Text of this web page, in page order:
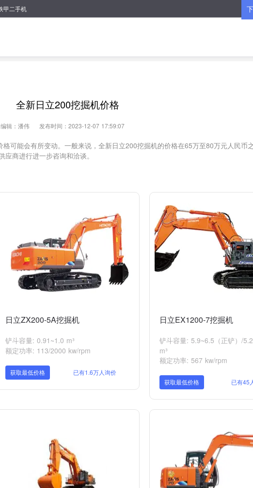
甲二手机
全新日立200挖掘机价格
编辑：潘伟 发布时间：2023-12-07 17:59:07
可能会有所变动。一般来说，全新日立200挖掘机的价格在65万至80万元人民币
商进行进一步咨询和洽谈。
日立ZX200-5A挖掘机
铲斗容量: 0.91~1.0 m³
额定功率: 113/2000 kw/rpm
获取最低价格 已有1.6万人询价
日立EX1200-7挖掘机
铲斗容量: 5.9~6.5（正铲）/5.2
m³
额定功率: 567 kw/rpm
获取最低价格 已有45